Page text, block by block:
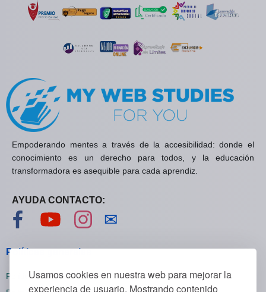
Usamos cookies en nuestra web para mejorar la
experiencia de usuario. Mostrando contenido
Empoderando mentes a través de la accesibilidad: donde el
conocimiento es un derecho para todos, y la educación
transformadora es asequible para cada aprendiz.
AYUDA CONTACTO:
Visítanos en Facebook
Visítanos en YouTube
Visítanos en Instagram
✉
Políticas generales
Políticas de privacidad